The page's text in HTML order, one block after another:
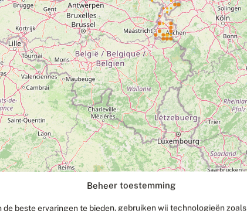
Beheer toestemming
de beste ervaringen te bieden, gebruiken wij technologieën zoals